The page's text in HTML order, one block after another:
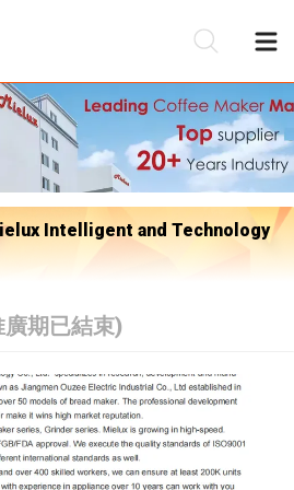
Intelligent and Technology
廣期已結束)